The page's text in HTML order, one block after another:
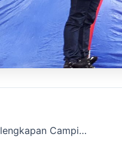
Info Lokasi Sewa Tenda Pramuka dan Perlengkapan Camping dekat Gandul, Kota Depok